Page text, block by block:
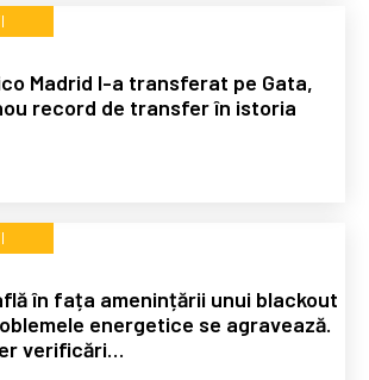
Madrid l-a transferat pe Gata,
record de transfer în istoria
în fața amenințării unui blackout
energetice se agravează.
verificări…